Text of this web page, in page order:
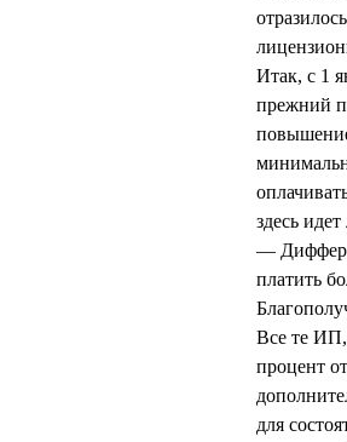
Итак, с 1
прежний
здесь
—
платить
Все те ИП,
процент
для